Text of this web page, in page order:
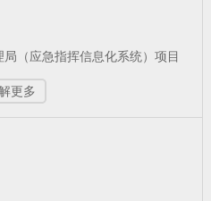
某部数据中心动力
目顺…
“静态账本”到“动态
（应急指挥信息化系统）项目
更多